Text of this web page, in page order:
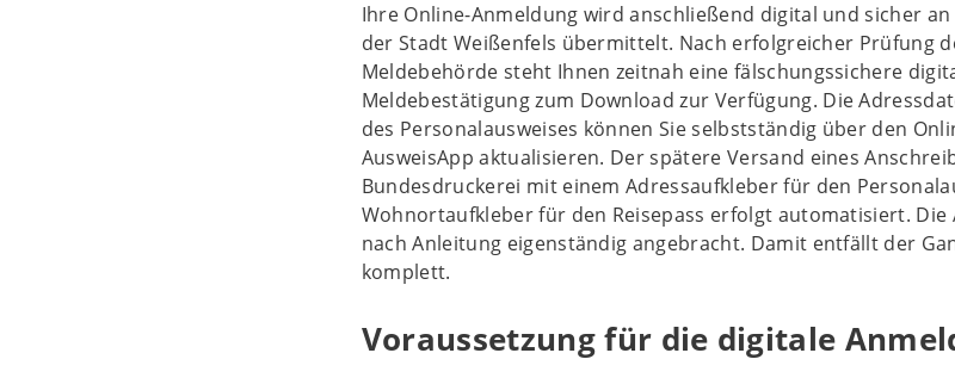
Ihre Online-Anmeldung wird anschließend digital und sicher
der Stadt Weißenfels übermittelt. Nach erfolgreicher Prüfung
Meldebehörde steht Ihnen zeitnah eine fälschungssichere
Meldebestätigung zum Download zur Verfügung. Die
des Personalausweises können Sie selbstständig über den
AusweisApp aktualisieren. Der spätere Versand eines
Bundesdruckerei mit einem Adressaufkleber für den
Wohnortaufkleber für den Reisepass erfolgt automatisiert. Die
nach Anleitung eigenständig angebracht. Damit entfällt der
komplett.
Voraussetzung für die digitale